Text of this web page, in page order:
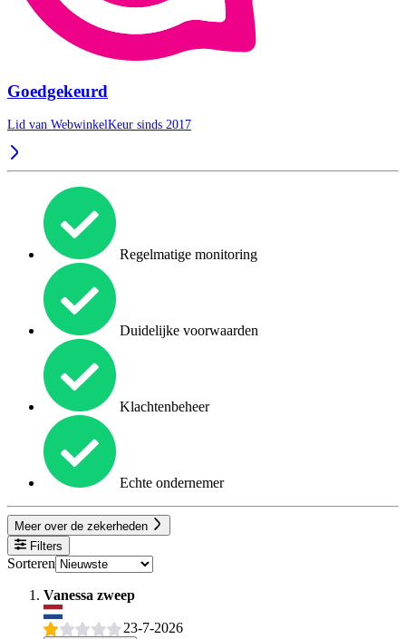
Goedgekeurd
Lid van WebwinkelKeur sinds 2017
Regelmatige monitoring
Duidelijke voorwaarden
Klachtenbeheer
Echte ondernemer
Meer over de zekerheden
Filters
Sorteren
Vanessa zweep
23-7-2026